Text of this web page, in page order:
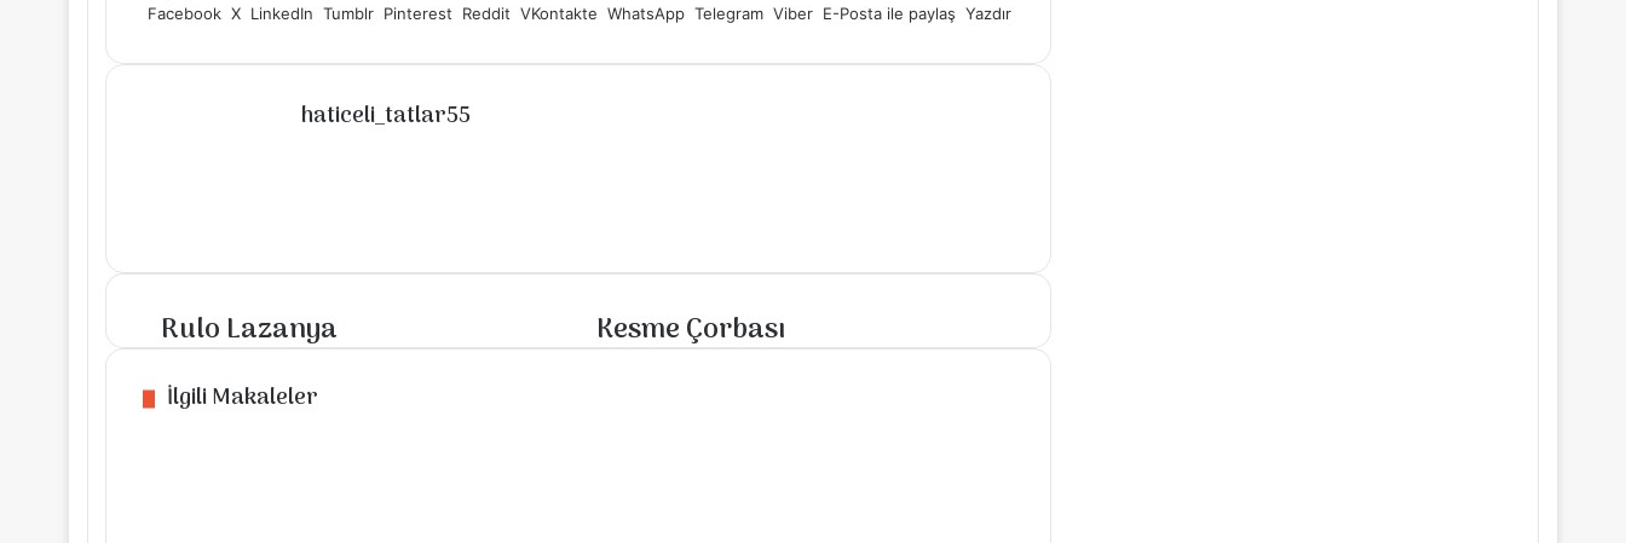
Facebook X LinkedIn Tumblr Pinterest Reddit VKontakte WhatsApp Telegram Viber E-Posta ile paylaş Yazdır
haticeli_tatlar55
Rulo
Lazanya
Rulo Lazanya
Kesme
Çorbası
Kesme Çorbası
İlgili Makaleler